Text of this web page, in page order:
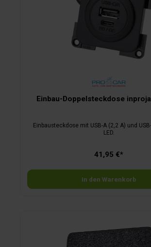
Einbau-Doppelsteckdose
Einbausteckdose mit USB-A (2,2 A) und
LED.
41,95 €*
In den Warenkorb